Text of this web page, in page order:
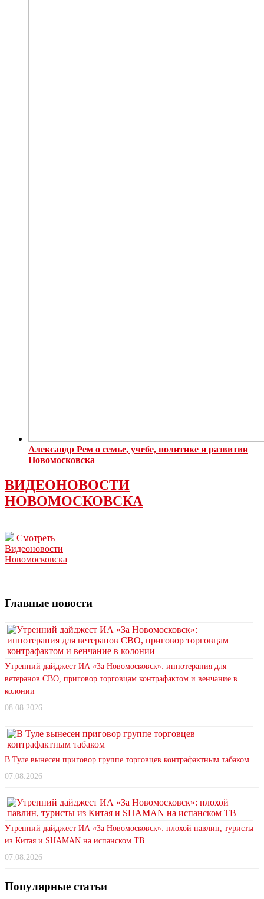
Александр Рем о семье, учебе, политике и развитии
Новомосковска
ВИДЕОНОВОСТИ
НОВОМОСКОВСКА
Смотреть
Видеоновости
Новомосковска
Главные новости
Утренний дайджест ИА «За Новомосковск»: иппотерапия для
ветеранов СВО, приговор торговцам контрафактом и венчание в
колонии
08.08.2026
В Туле вынесен приговор группе торговцев контрафактным табаком
07.08.2026
Утренний дайджест ИА «За Новомосковск»: плохой павлин, туристы
из Китая и SHAMAN на испанском ТВ
07.08.2026
Популярные статьи